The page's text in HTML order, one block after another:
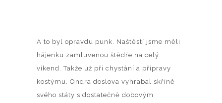
A to byl opravdu punk. Naštěstí jsme měli
hájenku zamluvenou štědře na celý
víkend. Takže už při chystání a přípravy
kostýmu. Ondra doslova vyhrabal skříně
svého státy s dostatečně dobovým